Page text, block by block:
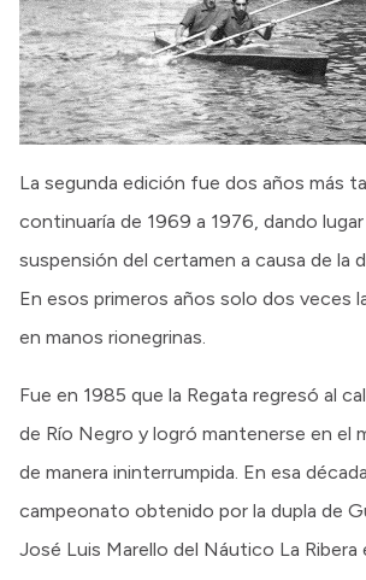
La segunda edición fue dos años más
continuaría de 1969 a 1976, dando
suspensión del certamen a causa de la
En esos primeros años solo dos veces
en manos rionegrinas.
Fue en 1985 que la Regata regresó al
de Río Negro y logró mantenerse en el
de manera ininterrumpida. En esa
campeonato obtenido por la dupla de
José Luis Marello del Náutico La Ribera